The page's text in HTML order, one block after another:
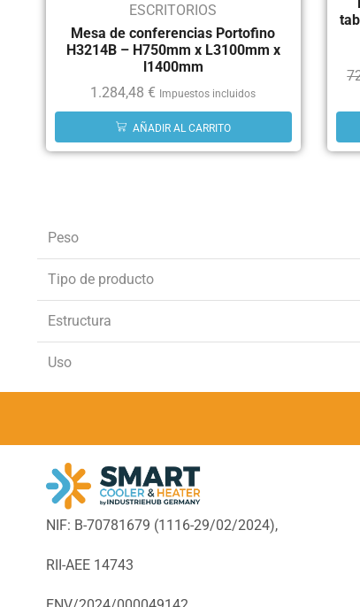
ESCRITORIOS
Mesa de conferencias Portofino
H3214B – H750mm x L3100mm x
l1400mm
1.284,48€ Impuestos incluidos
AÑADIR AL CARRITO
Peso
Tipo de producto
Estructura
Uso
NIF: B-70781679 (1116-29/02/2024),
RII-AEE 14743